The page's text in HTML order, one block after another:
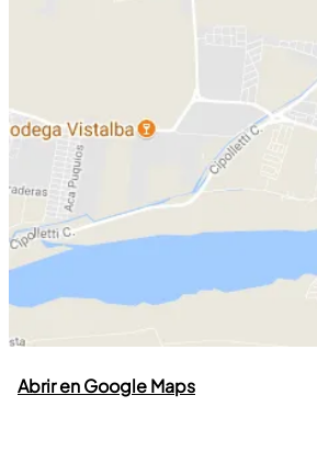
Abrir en Google Maps